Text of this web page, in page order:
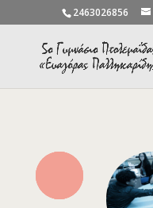
2463026856